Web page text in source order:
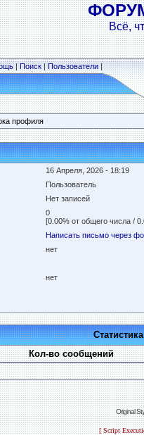
Всё,
|Поиск|Пользователи|
профиля
16 Апреля, 2026 - 18:19
Пользователь
Нет записей
0
[0.00% от общего числа /
Написать письмо через
нет
нет
Кол-во сообщений
Original
[ Script